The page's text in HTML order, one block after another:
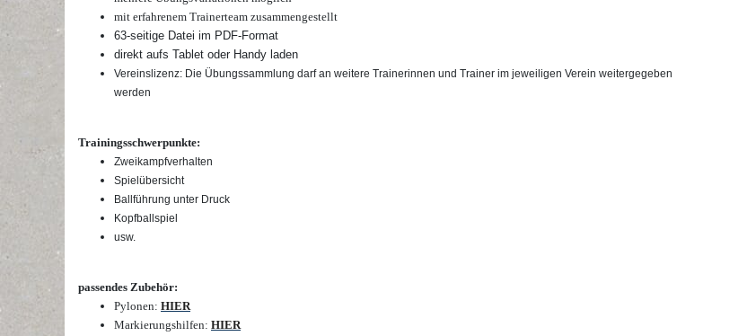
mit erfahrenem Trainerteam zusammengestellt
63-seitige Datei im PDF-Format
direkt aufs Tablet oder Handy laden
Vereinslizenz: Die Übungssammlung darf an weitere Trainerinnen und Trainer im jeweiligen Verein weitergegeben
werden
Trainingsschwerpunkte:
Zweikampfverhalten
Spielübersicht
Ballführung unter Druck
Kopfballspiel
usw.
passendes Zubehör:
Pylonen: HIER
Markierungshilfen: HIER